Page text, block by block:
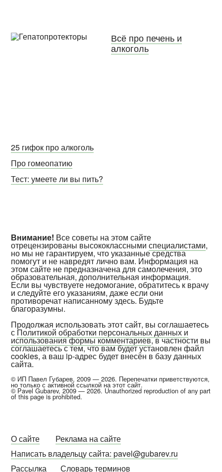
Всё про печень и
алкоголь
25 гифок про алкоголь
Про гомеопатию
Тест: умеете ли вы пить?
Внимание! Все советы на этом сайте
отрецензированы высококласснымиспециалистами,
но мы не гарантируем, что указанные средства
помогут и не навредят лично вам. Информация на
этом сайте не предназначена для самолечения, это
образовательная, дополнительная информация.
Если вы чувствуете недомогание, обратитесь к врачу
и следуйте его указаниям, даже если они
противоречат написанному здесь. Будьте
благоразумны.
Продолжая использовать этот сайт, вы соглашаетесь
с Политикой обработки персональных данных и
использования формы комментариев, в частности вы
соглашаетесь с тем, что вам будет установлен файл
cookies, а ваш ip-адрес будет внесён в базу данных
сайта.
© ИП Павел Губарев, 2009 — 2026. Перепечатки приветствуются,
но только с активной ссылкой на этот сайт.
© Pavel Gubarev, 2009 — 2026. Unauthorized reproduction of any part
of this page is prohibited.
О сайте
Реклама на сайте
Написать владельцу сайта: pavel@gubarev.ru
Рассылка
Словарь терминов